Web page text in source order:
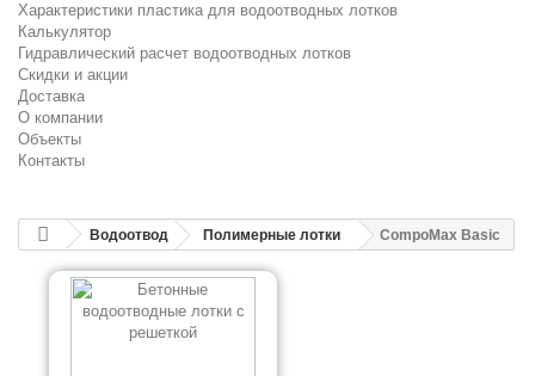
Характеристики пластика для водоотводных лотков
Калькулятор
Гидравлический расчет водоотводных лотков
Скидки и акции
Доставка
О компании
Объекты
Контакты
Водоотвод Полимерные лотки CompoMax Basic